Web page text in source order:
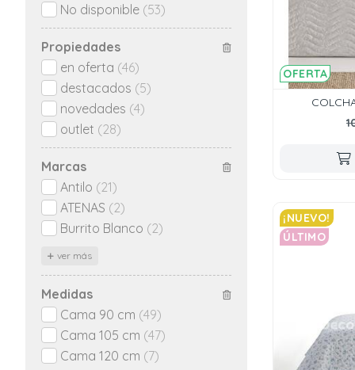
OFERTA
¡NUEVO!
ÚLTIMO
No disponible (53)
Propiedades
en oferta (46)
destacados (5)
novedades (4)
outlet (28)
Marcas
Antilo (21)
ATENAS (2)
Burrito Blanco (2)
ver más
Medidas
Cama 90 cm (49)
Cama 105 cm (47)
Cama 120 cm (7)